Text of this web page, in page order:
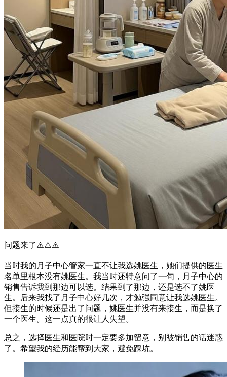
问题来了⚠️⚠️⚠️
当时我的月子中心管家一直不让我选姚医生，她们提供的医生
名单里根本没有姚医生。我当时还特意问了一句，月子中心的
销售告诉我到那边可以选。结果到了那边，还是选不了姚医
生。后来我找了月子中心好几次，才勉强同意让我选姚医生。
但接生的时候还是出了问题，姚医生并没有来接生，而是换了
一个医生。这一点真的很让人失望。
总之，选择医生和医院时一定要多加留意，别被销售的话迷惑
了。希望我的经历能帮到大家，避免踩坑。